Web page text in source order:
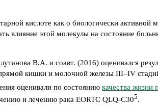
кислоте как о биологически
влияние этой молекулы на состояние
В.А. и соавт. (2016) оценивался
кишки и молочной железы III–IV
оценивали по состоянию качества жизни
и лечению рака EORTC QLQ-C305.